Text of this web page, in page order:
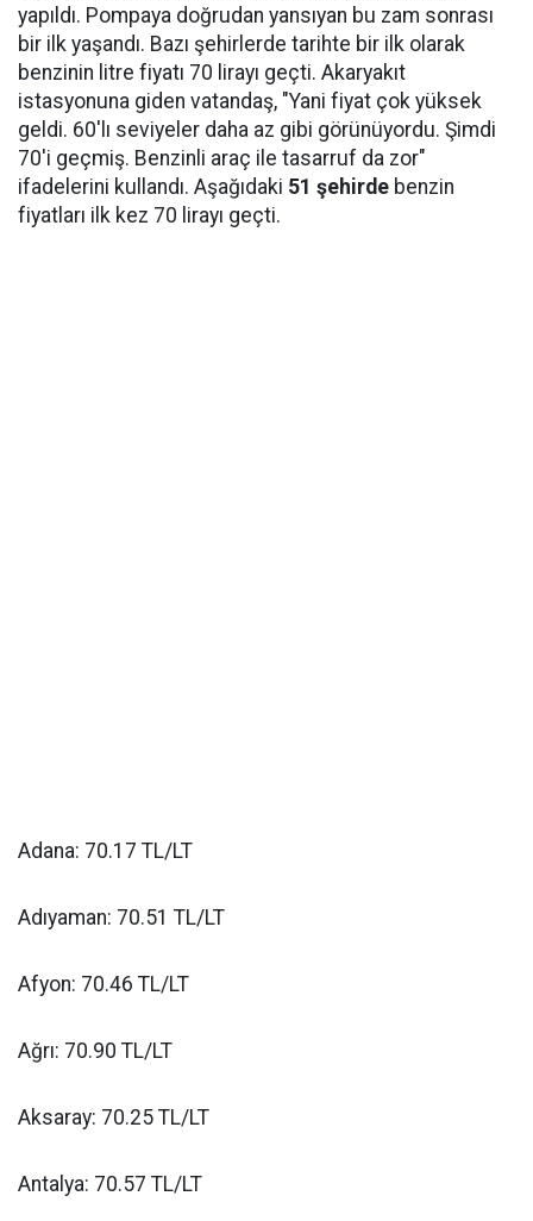
yapıldı. Pompaya doğrudan yansıyan bu zam sonrası
bir ilk yaşandı. Bazı şehirlerde tarihte bir ilk olarak
benzinin litre fiyatı 70 lirayı geçti. Akaryakıt
istasyonuna giden vatandaş, "Yani fiyat çok yüksek
geldi. 60'lı seviyeler daha az gibi görünüyordu. Şimdi
70'i geçmiş. Benzinli araç ile tasarruf da zor"
ifadelerini kullandı. Aşağıdaki 51 şehirde benzin
fiyatları ilk kez 70 lirayı geçti.
Adana: 70.17 TL/LT
Adıyaman: 70.51 TL/LT
Afyon: 70.46 TL/LT
Ağrı: 70.90 TL/LT
Aksaray: 70.25 TL/LT
Antalya: 70.57 TL/LT